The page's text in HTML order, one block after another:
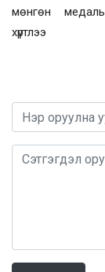
мөнгөн медаль
хүртлээ